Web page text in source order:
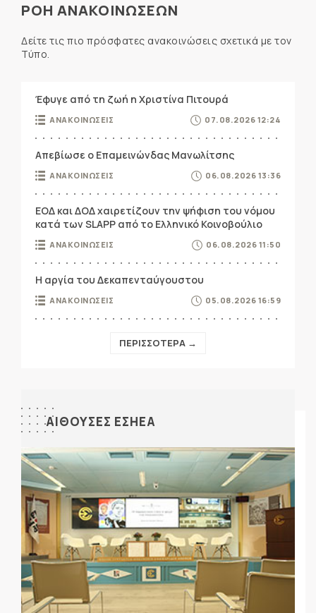
ΡΟΗ ΑΝΑΚΟΙΝΩΣΕΩΝ
Δείτε τις πιο πρόσφατες ανακοινώσεις σχετικά με τον
Τύπο.
Έφυγε από τη ζωή η Χριστίνα Πιτουρά
ΑΝΑΚΟΙΝΩΣΕΙΣ 07.08.2026 12:24
Απεβίωσε ο Επαμεινώνδας Μανωλίτσης
ΑΝΑΚΟΙΝΩΣΕΙΣ 06.08.2026 13:36
ΕΟΔ και ΔΟΔ χαιρετίζουν την ψήφιση του νόμου
κατά των SLAPP από το Ελληνικό Κοινοβούλιο
ΑΝΑΚΟΙΝΩΣΕΙΣ 06.08.2026 11:50
Η αργία του Δεκαπενταύγουστου
ΑΝΑΚΟΙΝΩΣΕΙΣ 05.08.2026 16:59
ΠΕΡΙΣΣΟΤΕΡΑ →
ΑΙΘΟΥΣΕΣ ΕΣΗΕΑ